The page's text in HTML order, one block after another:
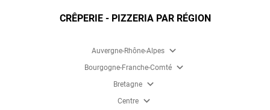
CRÊPERIE - PIZZERIA PAR RÉGION
Auvergne-Rhône-Alpes expand_more
Bourgogne-Franche-Comté expand_more
Bretagne expand_more
Centre expand_more